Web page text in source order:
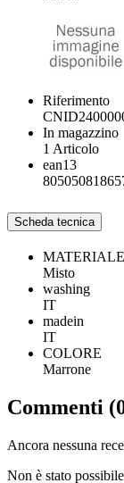
Riferimento
In magazzino
1 Articolo
ean13
Scheda tecnica
MATERIALE
Misto
washing
IT
madein
IT
COLORE
Marrone
Commenti
Ancora nessuna
Non è stato